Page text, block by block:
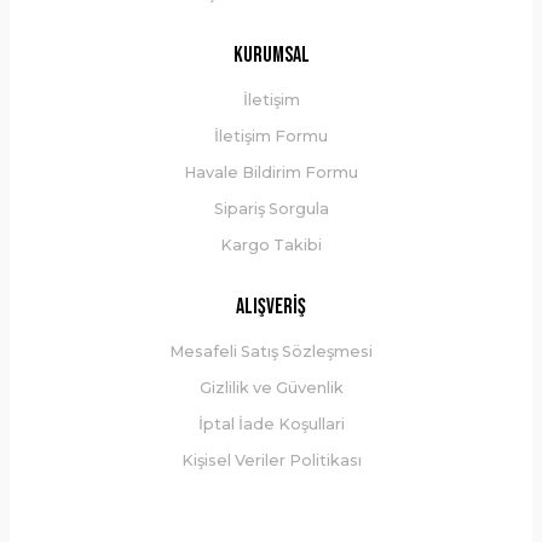
Kurumsal
İletişim
İletişim Formu
Havale Bildirim Formu
Sipariş Sorgula
Kargo Takibi
Alışveriş
Mesafeli Satış Sözleşmesi
Gizlilik ve Güvenlik
İptal İade Koşullari
Kişisel Veriler Politikası